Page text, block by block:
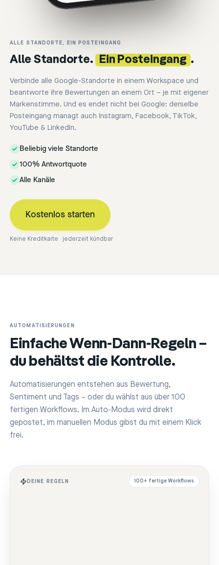
ALLE STANDORTE, EIN POSTEINGANG
Alle Standorte. Ein Posteingang .
Verbinde alle Google-Standorte in einem Workspace und
beantworte ihre Bewertungen an einem Ort – je mit eigener
Markenstimme. Und es endet nicht bei Google: derselbe
Posteingang managt auch Instagram, Facebook, TikTok,
YouTube & LinkedIn.
Beliebig viele Standorte
100% Antwortquote
Alle Kanäle
Kostenlos starten
Keine Kreditkarte · jederzeit kündbar
AUTOMATISIERUNGEN
Einfache Wenn-Dann-Regeln –
du behältst die Kontrolle.
Automatisierungen entstehen aus Bewertung,
Sentiment und Tags – oder du wählst aus über 100
fertigen Workflows. Im Auto-Modus wird direkt
gepostet, im manuellen Modus gibst du mit einem Klick
frei.
DEINE REGELN 100+ fertige Workflows